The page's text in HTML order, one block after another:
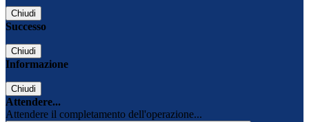
Chiudi
Successo
Chiudi
Informazione
Chiudi
Attendere...
Attendere il completamento dell'operazione...